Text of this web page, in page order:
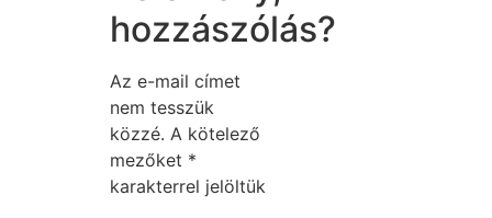
hozzászólás?
Az e-mail címet
nem tesszük
közzé. A kötelező
mezőket *
karakterrel jelöltük